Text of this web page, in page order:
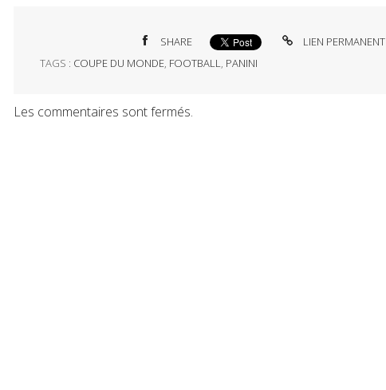
SHARE
LIEN PERMANENT
TAGS : COUPE DU MONDE, FOOTBALL, PANINI
Les commentaires sont fermés.